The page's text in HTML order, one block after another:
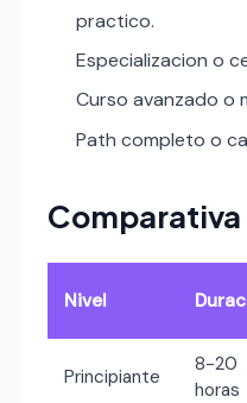
practico.
Especializacion o
Curso avanzado o
Path completo o
Nivel
Principiante
8-20
horas